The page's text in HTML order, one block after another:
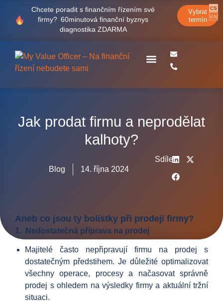
Chcete poradit s finančním řízením své
firmy?60minutová finanční byznys
diagnostika ZDARMA
Vybrat
termín
CS
EN
Jak prodat firmu a neprodělat
kalhoty?
Blog 14. října 2024
Sdílet
Aneb co jsou ty bolístky při prodeji firmy?
1. Nedostatečná příprava na prodej
Majitelé často nepřipravují firmu na prodej s
dostatečným předstihem. Je důležité optimalizovat
všechny operace, procesy a načasovat správně
prodej s ohledem na výsledky firmy a aktuální tržní
situaci.